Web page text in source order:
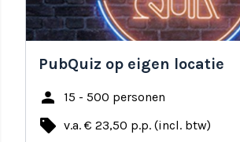
PubQuiz op eigen locatie
person 15 - 500 personen
local_offer v.a. € 23,50 p.p. (incl. btw)